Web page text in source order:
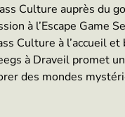
Culture auprès du
à l’Escape Game
Culture à l’accueil
à Draveil promet
des mondes